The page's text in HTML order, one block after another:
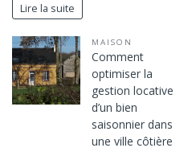
Lire la suite
MAISON
Comment
optimiser la
gestion locative
d’un bien
saisonnier dans
une ville côtière